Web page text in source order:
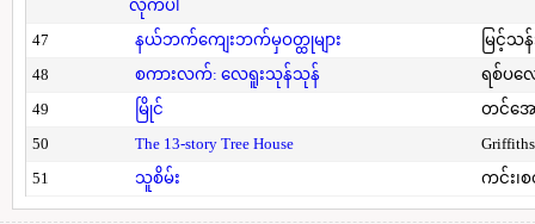
လိုက်ပါ
47 နယ်ဘက်ကျေးဘက်မှဝတ္ထုများ
မြင့်သန်
48
စကားလက်: လေရူးသုန်သုန်
ရစ်ပလ
49
မြိုင်
တင်အေ
50
The 13-story Tree House
51
သူစိမ်း ကင်း၊